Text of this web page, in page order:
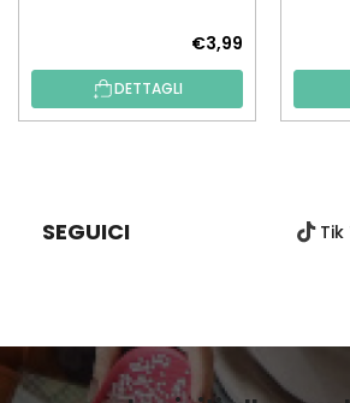
€3,99
DETTAGLI
G
SEGUICI Tik